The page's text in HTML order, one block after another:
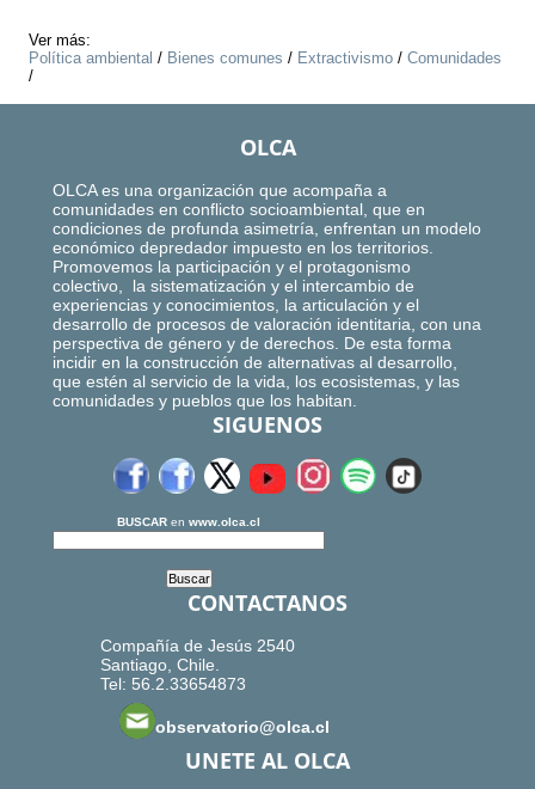
Ver más:
Política ambiental / Bienes comunes / Extractivismo / Comunidades
/
OLCA
OLCA es una organización que acompaña a
comunidades en conflicto socioambiental, que en
condiciones de profunda asimetría, enfrentan un modelo
económico depredador impuesto en los territorios.
Promovemos la participación y el protagonismo
colectivo, la sistematización y el intercambio de
experiencias y conocimientos, la articulación y el
desarrollo de procesos de valoración identitaria, con una
perspectiva de género y de derechos. De esta forma
incidir en la construcción de alternativas al desarrollo,
que estén al servicio de la vida, los ecosistemas, y las
comunidades y pueblos que los habitan.
SIGUENOS
BUSCAR en www.olca.cl
CONTACTANOS
Compañía de Jesús 2540
Santiago, Chile.
Tel: 56.2.33654873
observatorio@olca.cl
UNETE AL OLCA